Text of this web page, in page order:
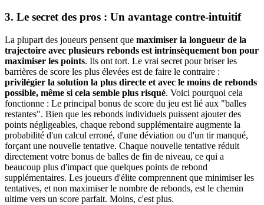
3. Le secret des pros : Un avantage contre-intuitif
La plupart des joueurs pensent que maximiser la longueur de la
trajectoire avec plusieurs rebonds est intrinsèquement bon pour
maximiser les points. Ils ont tort. Le vrai secret pour briser les
barrières de score les plus élevées est de faire le contraire :
privilégier la solution la plus directe et avec le moins de rebonds
possible, même si cela semble plus risqué. Voici pourquoi cela
fonctionne : Le principal bonus de score du jeu est lié aux "balles
restantes". Bien que les rebonds individuels puissent ajouter des
points négligeables, chaque rebond supplémentaire augmente la
probabilité d'un calcul erroné, d'une déviation ou d'un tir manqué,
forçant une nouvelle tentative. Chaque nouvelle tentative réduit
directement votre bonus de balles de fin de niveau, ce qui a
beaucoup plus d'impact que quelques points de rebond
supplémentaires. Les joueurs d'élite comprennent que minimiser les
tentatives, et non maximiser le nombre de rebonds, est le chemin
ultime vers un score parfait. Moins, c'est plus.